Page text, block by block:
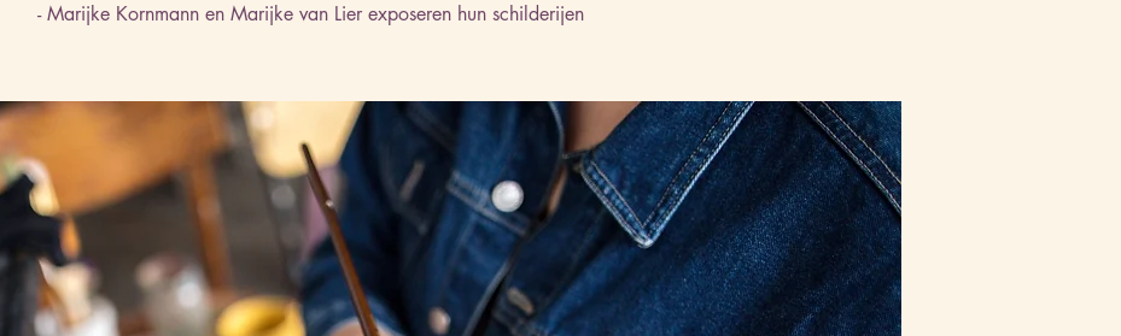
- Marijke Kornmann en Marijke van Lier exposeren hun schilderijen